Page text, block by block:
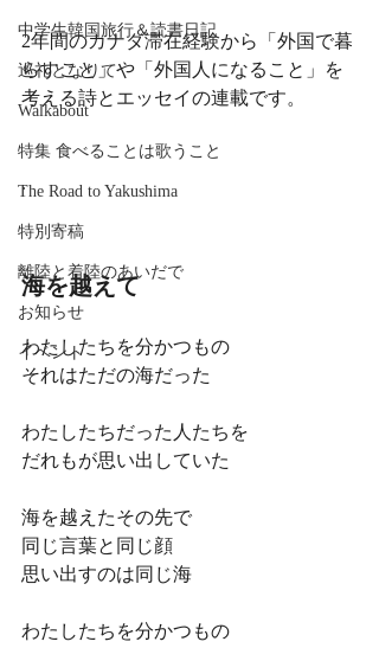
中学生韓国旅行＆読書日記
巡礼となりて
Walkabout
特集 食べることは歌うこと
The Road to Yakushima
特別寄稿
離陸と着陸のあいだで
お知らせ
イベント
2年間のカナダ滞在経験から「外国で暮
らすこと」や「外国人になること」を
考える詩とエッセイの連載です。
.
海を越えて
わたしたちを分かつもの
それはただの海だった
わたしたちだった人たちを
だれもが思い出していた
海を越えたその先で
同じ言葉と同じ顔
思い出すのは同じ海
わたしたちを分かつもの